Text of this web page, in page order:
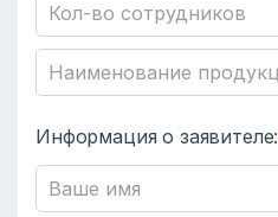
Информация о заявителе: